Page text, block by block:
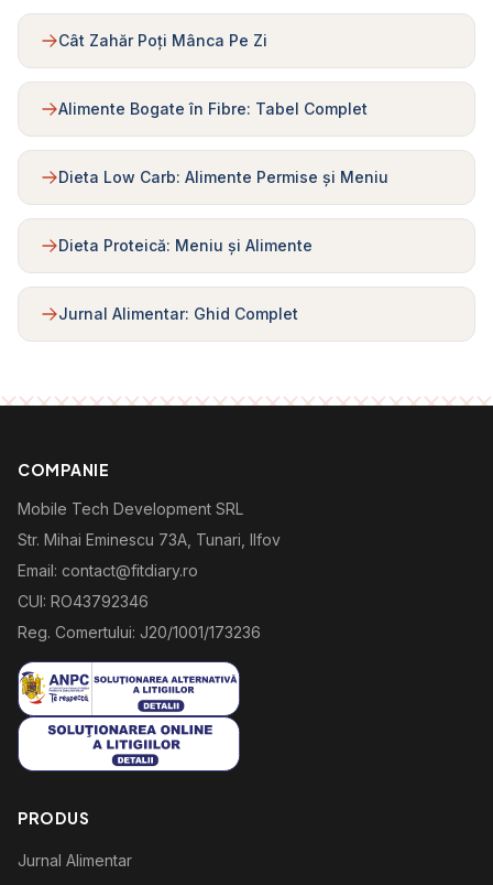
Cât Zahăr Poți Mânca Pe Zi
Alimente Bogate în Fibre: Tabel Complet
Dieta Low Carb: Alimente Permise și Meniu
Dieta Proteică: Meniu și Alimente
Jurnal Alimentar: Ghid Complet
COMPANIE
Mobile Tech Development SRL
Str. Mihai Eminescu 73A, Tunari, Ilfov
Email: contact@fitdiary.ro
CUI: RO43792346
Reg. Comertului: J20/1001/173236
PRODUS
Jurnal Alimentar